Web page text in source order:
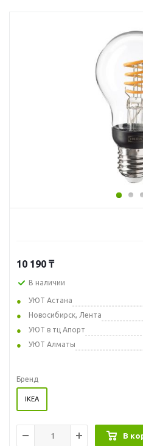
10 190 ₸
В наличии
УЮТ Астана
Новосибирск, Лента
УЮТ в тц Апорт
УЮТ Алматы
Бренд
IKEA
В